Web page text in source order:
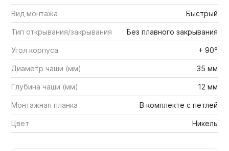
Вид монтажа Быстрый
Тип открывания/закрывания Без плавного закрывания
Угол корпуса + 90°
Диаметр чаши (мм) 35 мм
Глубина чаши (мм) 12 мм
Монтажная планка В комплекте с петлей
Цвет Никель